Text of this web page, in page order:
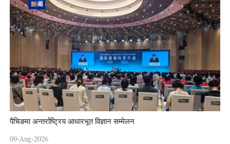
पैचिङमा अन्तर्राष्ट्रिय आधारभूत विज्ञान सम्मेलन
09-Aug-2026